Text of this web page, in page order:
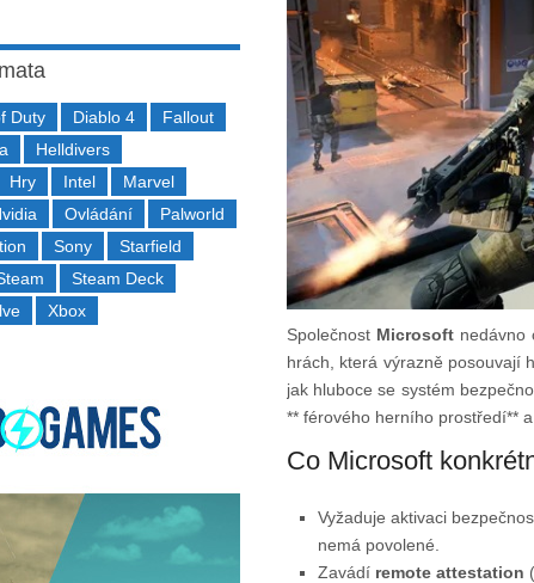
Společnost Microsoftnedávno
hrách, která výrazně posouvají
jak hluboce se systém
** férového herního prostředí**
Co Microsoft
Vyžaduje aktivaci
nemá povolené.
Zavádí remote attestation
Duty Diablo 4
Fallout
Helldivers
Hry Intel
Marvel
Ovládání
Palworld
Sony
Starfield
Steam Deck
Xbox